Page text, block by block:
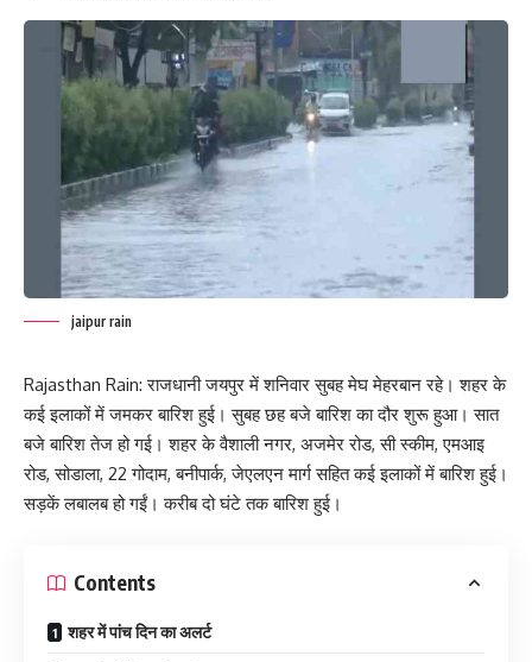
jaipur rain
Rajasthan Rain: राजधानी जयपुर में शनिवार सुबह मेघ मेहरबान रहे। शहर के
कई इलाकों में जमकर बारिश हुई। सुबह छह बजे बारिश का दौर शुरू हुआ। सात
बजे बारिश तेज हो गई। शहर के वैशाली नगर, अजमेर रोड, सी स्कीम, एमआइ
रोड, सोडाला, 22 गोदाम, बनीपार्क, जेएलएन मार्ग सहित कई इलाकों में बारिश हुई।
सड़कें लबालब हो गईं। करीब दो घंटे तक बारिश हुई।
Contents
शहर में पांच दिन का अलर्ट